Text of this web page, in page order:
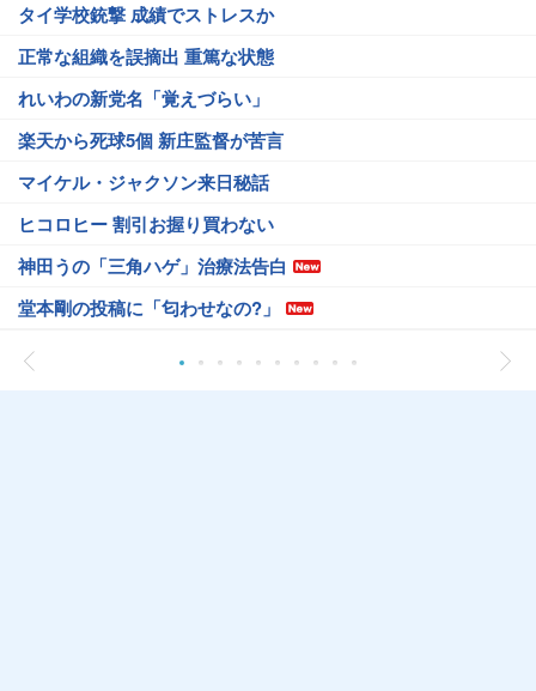
タイ学校銃撃 成績でストレスか
正常な組織を誤摘出 重篤な状態
れいわの新党名「覚えづらい」
楽天から死球5個 新庄監督が苦言
マイケル・ジャクソン来日秘話
ヒコロヒー 割引お握り買わない
神田うの「三角ハゲ」治療法告白
堂本剛の投稿に「匂わせなの?」